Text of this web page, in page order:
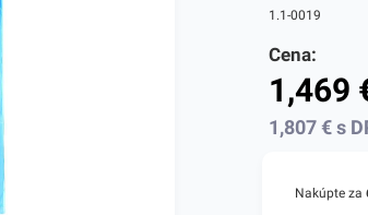
1.1-0019
Cena:
1,469
1,807€s
Nakúpte za